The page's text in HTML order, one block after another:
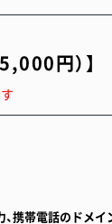
円）】
された上、ご
ードをプレゼ
携帯電話のドメ